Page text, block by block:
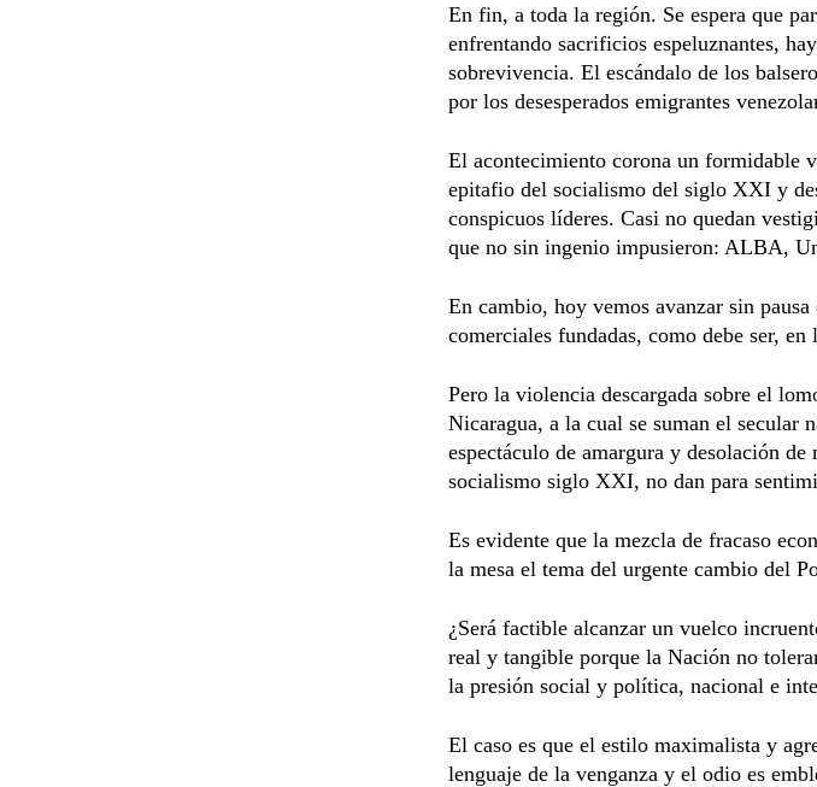
En fin, a toda la región. Se espera que
enfrentando sacrificios espeluznantes,
sobrevivencia. El escándalo de los
por los desesperados emigrantes
El acontecimiento corona un formidable
epitafio del socialismo del siglo XXI y
conspicuos líderes. Casi no quedan
que no sin ingenio impusieron: ALBA,
En cambio, hoy vemos avanzar sin
comerciales fundadas, como debe ser,
Pero la violencia descargada sobre el
Nicaragua, a la cual se suman el secular
espectáculo de amargura y desolación
socialismo siglo XXI, no dan para
Es evidente que la mezcla de fracaso
la mesa el tema del urgente cambio del
¿Será factible alcanzar un vuelco
real y tangible porque la Nación no
la presión social y política, nacional e
El caso es que el estilo maximalista y
lenguaje de la venganza y el odio es